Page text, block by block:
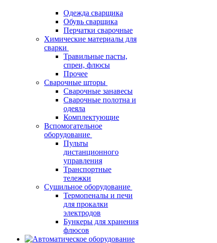
Одежда сварщика
Обувь сварщика
Перчатки сварочные
Химические материалы для
сварки
Травильные пасты,
спреи, флюсы
Прочее
Сварочные шторы
Сварочные занавесы
Сварочные полотна и
одеяла
Комплектующие
Вспомогательное
оборудование
Пульты
дистанционного
управления
Транспортные
тележки
Сушильное оборудование
Термопеналы и печи
для прокалки
электродов
Бункеры для хранения
флюсов